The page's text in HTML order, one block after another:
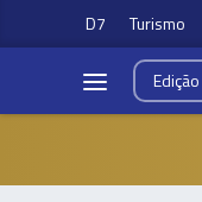
D7 Turismo
Edição